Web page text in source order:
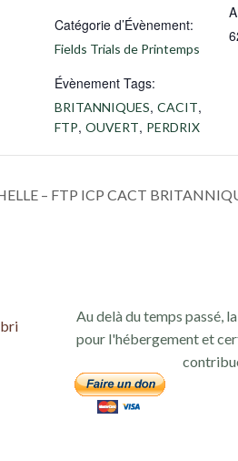
Catégorie d’Évènement:
Fields Trials de Printemps
Évènement Tags:
BRITANNIQUES, CACIT,
FTP, OUVERT, PERDRIX
– FTP ICP CACT
Au delà du temps passé,
pour l'hébergement et